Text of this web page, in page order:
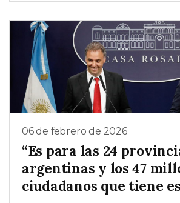
06 de febrero de 2026
“Es para las 24
argentinas y los 47
ciudadanos que tiene